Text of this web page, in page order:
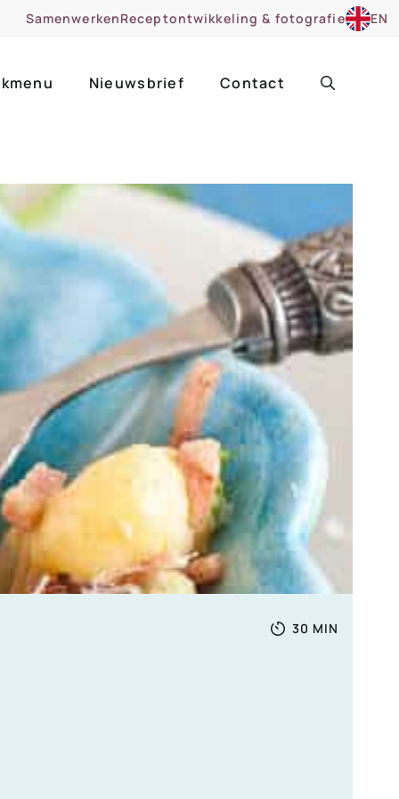
SamenwerkenReceptontwikkeling & fotografie EN
Nieuwsbrief Contact
Totale
30 MINUTEN
MIN